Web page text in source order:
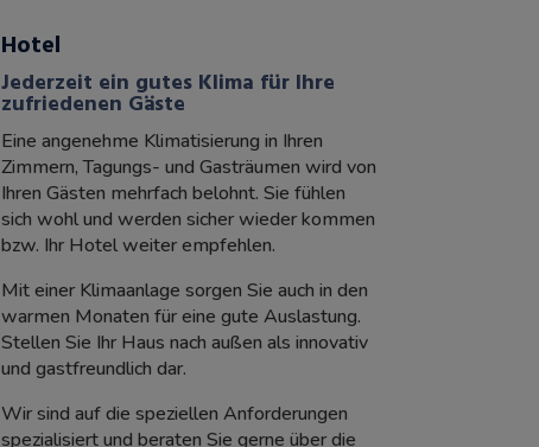
Hotel
Jederzeit ein gutes Klima für Ihre
zufriedenen Gäste
Eine angenehme Klimatisierung in Ihren
Zimmern, Tagungs- und Gasträumen wird von
Ihren Gästen mehrfach belohnt. Sie fühlen
sich wohl und werden sicher wieder kommen
bzw. Ihr Hotel weiter empfehlen.
Mit einer Klimaanlage sorgen Sie auch in den
warmen Monaten für eine gute Auslastung.
Stellen Sie Ihr Haus nach außen als innovativ
und gastfreundlich dar.
Wir sind auf die speziellen Anforderungen
spezialisiert und beraten Sie gerne über die